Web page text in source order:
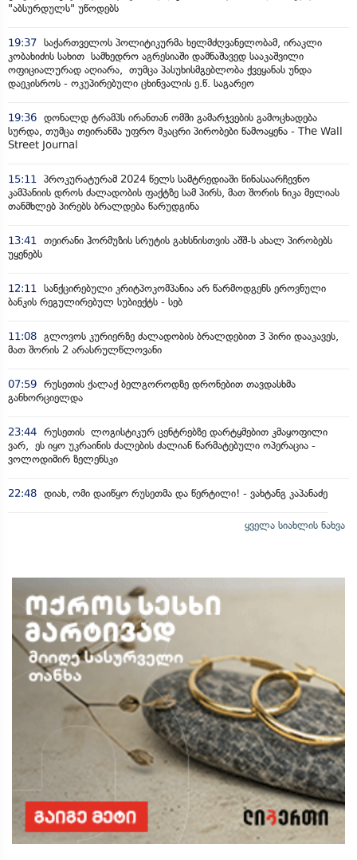
"აბსურდულს" უწოდებს
19:37 საქართველოს პოლიტიკურმა ხელმძღვანელობამ, ირაკლი
კობახიძის სახით სამხედრო აგრესიაში დამნაშავედ სააკაშვილი
ოფიციალურად აღიარა, თუმცა პასუხისმგებლობა ქვეყანას უნდა
დაეკისროს - ოკუპირებული ცხინვალის ე.წ. საგარეო
19:36 დონალდ ტრამპს ირანთან ომში გამარჯვების გამოცხადება
სურდა, თუმცა თეირანმა უფრო მკაცრი პირობები წამოაყენა - The Wall
Street Journal
15:11
პროკურატურამ 2024 წელს სამტრედიაში წინასაარჩევნო
კამპანიის დროს ძალადობის ფაქტზე სამ პირს, მათ შორის ნიკა მელიას
თანმხლებ პირებს ბრალდება წარუდგინა
13:41
თეირანი ჰორმუზის სრუტის გახსნისთვის აშშ-ს ახალ პირობებს
უყენებს
12:11
სანქცირებული კრიტპოკომპანია არ წარმოდგენს ეროვნული
ბანკის რეგულირებულ სუბიექტს - სებ
11:08 გლოვოს კურიერზე ძალადობის ბრალდებით 3 პირი დააკავეს,
მათ შორის 2 არასრულწლოვანი
07:59 რუსეთის ქალაქ ბელგოროდზე დრონებით თავდასხმა
განხორციელდა
23:44 რუსეთის ლოგისტიკურ ცენტრებზე დარტყმებით კმაყოფილი
ვარ, ეს იყო უკრაინის ძალების ძალიან წარმატებული ოპერაცია -
ვოლოდიმირ ზელენსკი
22:48 დიახ, ომი დაიწყო რუსეთმა და წერტილი! - ვახტანგ კაპანაძე
ყველა სიახლის ნახვა